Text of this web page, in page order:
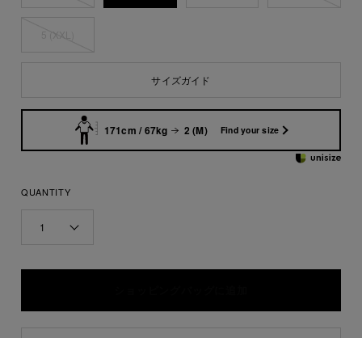
サイズガイド
171cm / 67kg 2 (M) Find your size
QUANTITY
1